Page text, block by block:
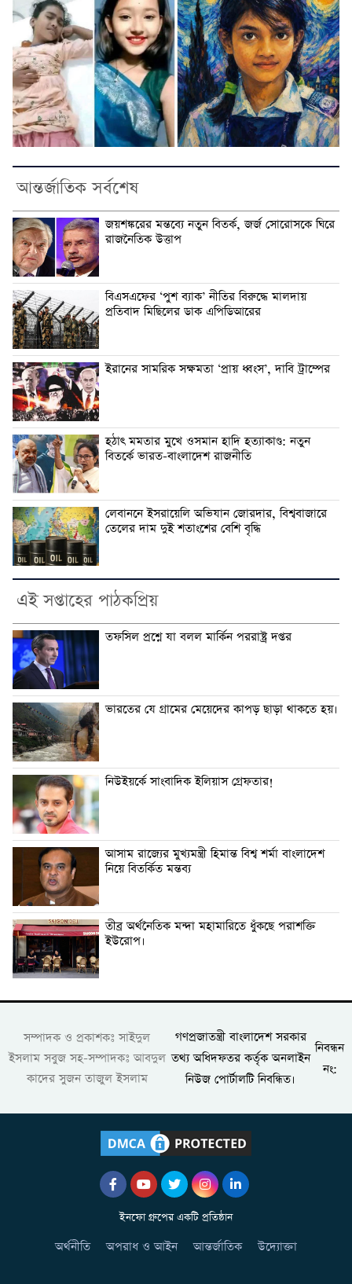
আন্তর্জাতিক সর্বশেষ
জয়শঙ্করের মন্তব্যে নতুন বিতর্ক, জর্জ সোরোসকে ঘিরে
রাজনৈতিক উত্তাপ
বিএসএফের ‘পুশ ব্যাক’ নীতির বিরুদ্ধে মালদায়
প্রতিবাদ মিছিলের ডাক এপিডিআরের
ইরানের সামরিক সক্ষমতা ‘প্রায় ধ্বংস’, দাবি ট্রাম্পের
হঠাৎ মমতার মুখে ওসমান হাদি হত্যাকাণ্ড: নতুন
বিতর্কে ভারত-বাংলাদেশ রাজনীতি
লেবাননে ইসরায়েলি অভিযান জোরদার, বিশ্ববাজারে
তেলের দাম দুই শতাংশের বেশি বৃদ্ধি
এই সপ্তাহের পাঠকপ্রিয়
তফসিল প্রশ্নে যা বলল মার্কিন পররাষ্ট্র দপ্তর
ভারতের যে গ্রামের মেয়েদের কাপড় ছাড়া থাকতে হয়।
নিউইয়র্কে সাংবাদিক ইলিয়াস গ্রেফতার!
আসাম রাজ্যের মুখ্যমন্ত্রী হিমান্ত বিশ্ব শর্মা বাংলাদেশ
নিয়ে বিতর্কিত মন্তব্য
তীব্র অর্থ‌নৈ‌তিক মন্দা মহামা‌রি‌তে ধুঁক‌ছে পরাশ‌ক্তি
ইউরোপ।
সম্পাদক ও প্রকাশকঃ সাইদুল
ইসলাম সবুজ সহ-সম্পাদকঃ আবদুল
কাদের সুজন তাজুল ইসলাম
গণপ্রজাতন্ত্রী বাংলাদেশ সরকার
তথ্য অধিদফতর কর্তৃক অনলাইন
নিউজ পোর্টালটি নিবন্ধিত।
নিবন্ধন
নং:
ইনফো গ্রুপের একটি প্রতিষ্ঠান
অর্থনীতি অপরাধ ও আইন আন্তর্জাতিক উদ্যোক্তা